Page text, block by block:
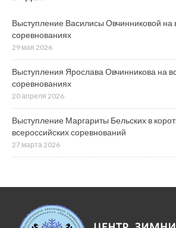
Выступление Василисы Овчинниковой на
соревнованиях
29 мая 2026
Выступления Ярослава Овчинникова на
соревнованиях
20 апреля 2026
Выступление Маргариты Бельских в
всероссийских соревнований
27 марта 2026